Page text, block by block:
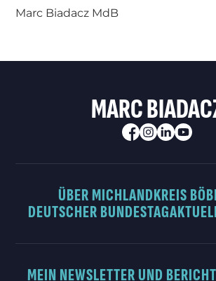
Marc Biadacz MdB
MARC
ÜBER MICHLANDKREIS
DEUTSCHER BUNDESTAG
MEIN NEWSLETTER UND